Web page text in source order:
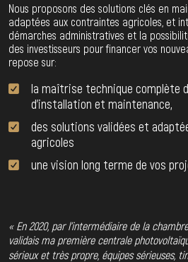
Nous proposons des solutions clés en
adaptées aux contraintes agricoles, et
démarches administratives et la
des investisseurs pour financer vos
repose sur:
la maîtrise technique complète
d’installation et maintenance,
des solutions validées et
agricoles
une vision long terme de vos
« En 2020, par l’intermédiaire de la
validais ma première centrale
sérieux et très propre, équipes sérieuses,